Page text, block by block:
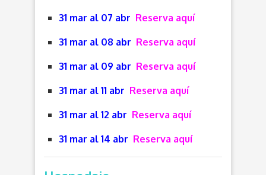
31 mar al 07 abr Reserva aquí
31 mar al 08 abr Reserva aquí
31 mar al 09 abr Reserva aquí
31 mar al 11 abr Reserva aquí
31 mar al 12 abr Reserva aquí
31 mar al 14 abr Reserva aquí